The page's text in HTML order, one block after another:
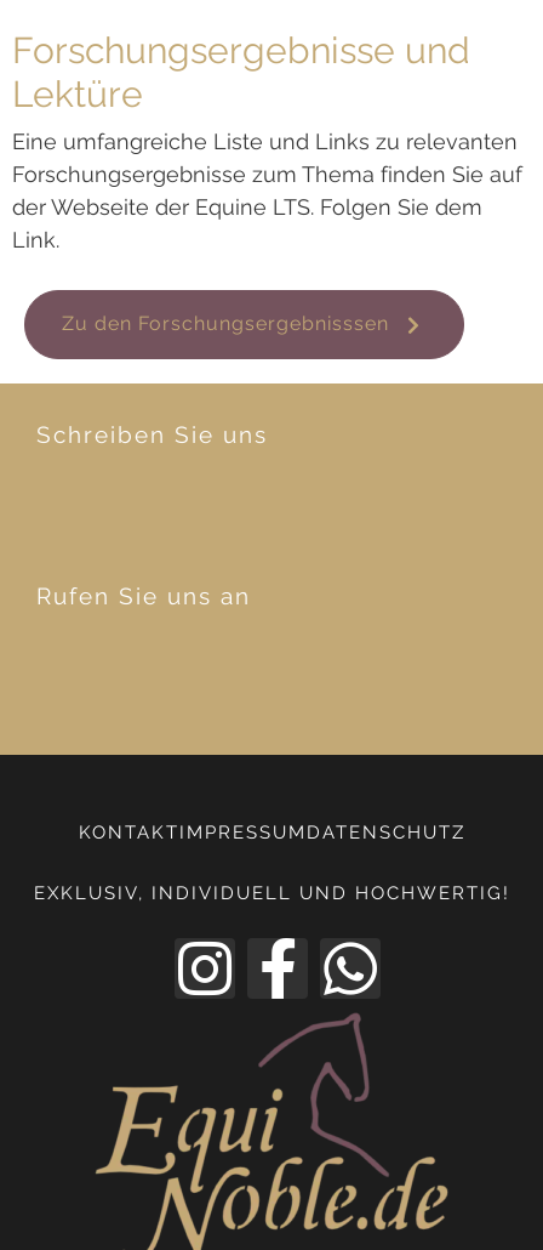
Forschungsergebnisse und
Lektüre
Eine umfangreiche Liste und Links zu relevanten
Forschungsergebnisse zum Thema finden Sie auf
der Webseite der Equine LTS. Folgen Sie dem
Link.
Zu den Forschungsergebnisssen
Schreiben Sie uns
Rufen Sie uns an
KONTAKT IMPRESSUM DATENSCHUTZ
EXKLUSIV, INDIVIDUELL UND HOCHWERTIG!